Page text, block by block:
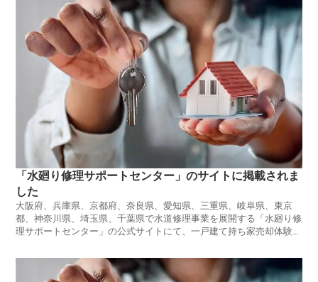
「水廻り修理サポートセンター」のサイトに掲載されま
した
大阪府、兵庫県、京都府、奈良県、愛知県、三重県、岐阜県、東京
都、神奈川県、埼玉県、千葉県で水道修理事業を展開する「水廻り修
理サポートセンター」の公式サイトにて、一戸建て持ち家売却体験談